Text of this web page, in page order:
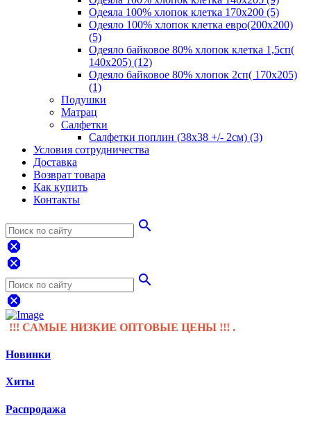
Одеяла 100% хлопок клетка 170х200 (5)
Одеяло 100% хлопок клетка евро(200х200)
(5)
Одеяло байковое 80% хлопок клетка 1,5сп(
140х205) (12)
Одеяло байковое 80% хлопок 2сп( 170х205)
(1)
Подушки
Матрац
Салфетки
Салфетки поплин (38х38 +/- 2см) (3)
Условия сотрудничества
Доставка
Возврат товара
Как купить
Контакты
search
dangerous
dangerous
search
dangerous
НИЗКИЕ ОПТОВЫЕ ЦЕНЫ !!! .
Новинки
Хиты
Распродажа